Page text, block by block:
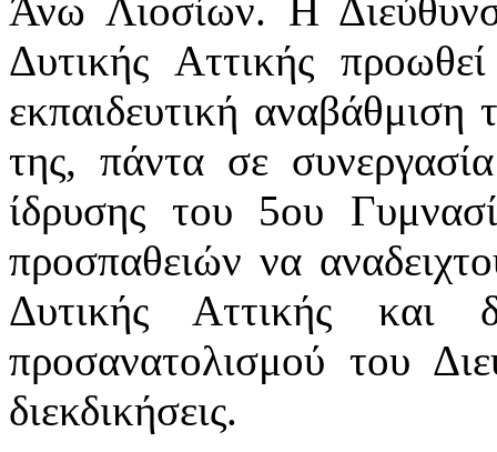
Άνω Λιοσίων. Η
Δυτικής Αττικής
εκπαιδευτική
της, πάντα σε
ίδρυσης του 5ου
προσπαθειών να
Δυτικής Αττικής και
προσανατολισμού του
διεκδικήσεις.